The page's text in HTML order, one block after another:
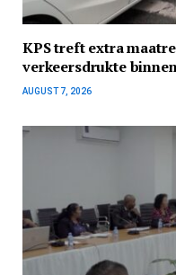
KPS treft extra
verkeersdrukte
AUGUST 7, 2026